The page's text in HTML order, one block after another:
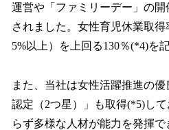
運営や「ファミリーデー」の
されました。女性育児休業取
5%以上）を上回る130％(*4)を
また、当社は女性活躍推進の
認定（2つ星）」も取得(*5)し
らず多様な人材が能力を発揮